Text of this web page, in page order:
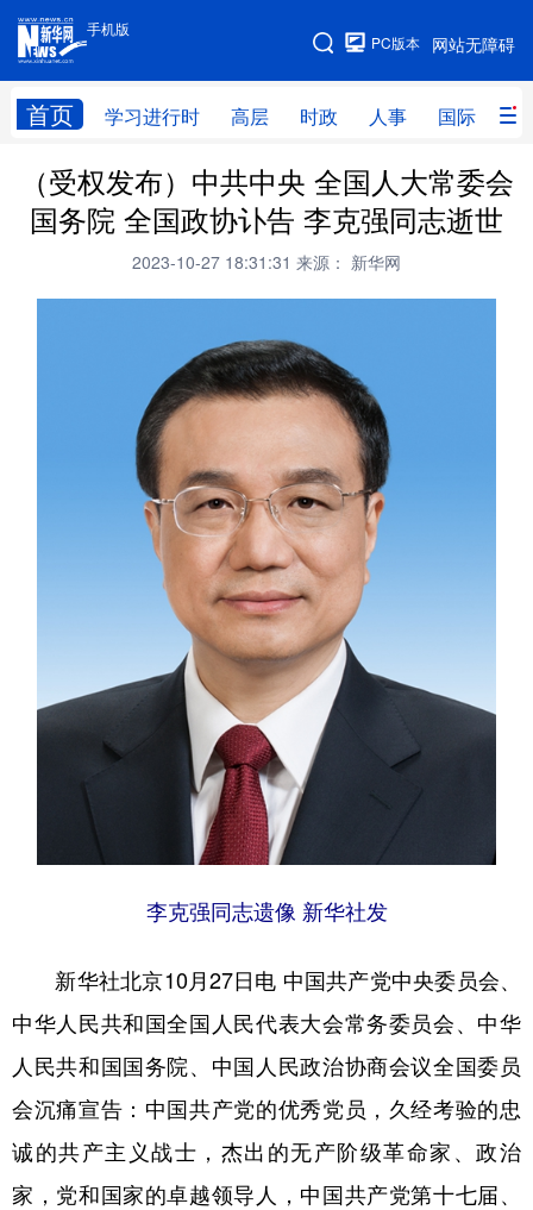
手机版
网站无障碍
PC版本
首页 学习进行时 高层 时政 人事 国际 财
手机版
网站地图
学习进行时 高层 时政 人事
国际 财经 网评 港澳
全球连线
书画 健康
图片
中央文件 金融
人居 信息化
乡村振兴 银龄
旅游 能源
娱乐 时尚
一带一路 亚太网
文化产业
地方频道
天津 河北
辽宁 吉林 上海 江苏
浙江 安徽 福建 江西
山东 河南 湖北 湖南
广东 广西 海南 重庆
（受权发布）中共中央 全国人大常委会
国务院 全国政协讣告 李克强同志逝世
2023-10-27 18:31:31 来源： 新华网
李克强同志遗像 新华社发
新华社北京10月27日电 中国共产党中央委员会、
中华人民共和国全国人民代表大会常务委员会、中华
人民共和国国务院、中国人民政治协商会议全国委员
会沉痛宣告：中国共产党的优秀党员，久经考验的忠
诚的共产主义战士，杰出的无产阶级革命家、政治
家，党和国家的卓越领导人，中国共产党第十七届、